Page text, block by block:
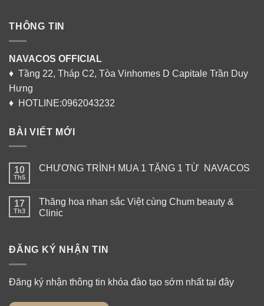
THÔNG TIN
NAVACOS OFFICIAL
♦ Tầng 22, Tháp C2, Tòa Vinhomes D Capitale Trần Duy
Hưng
♦ HOTLINE:0962043232
BÀI VIẾT MỚI
10
Th5
CHƯƠNG TRÌNH MUA 1 TẶNG 1 TỪ NAVACOS
17
Th3
Thăng hoa nhan sắc Việt cùng Chum beauty &
Clinic
ĐĂNG KÝ NHẬN TIN
Đăng ký nhận thông tin khóa đào tạo sớm nhất tại đây